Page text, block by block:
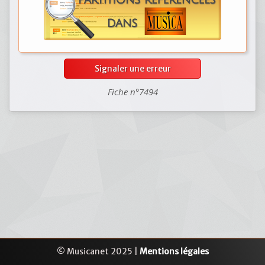
Signaler une erreur
Fiche n°7494
© Musicanet 2025 | Mentions légales